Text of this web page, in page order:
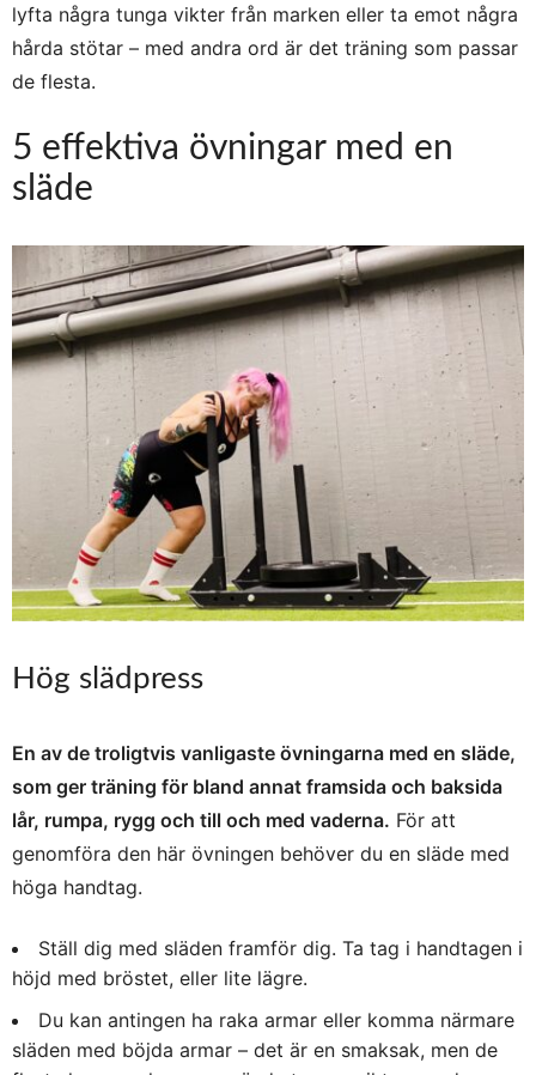
lyfta några tunga vikter från marken eller ta emot några
hårda stötar – med andra ord är det träning som passar
de flesta.
5 effektiva övningar med en
släde
Hög slädpress
En av de troligtvis vanligaste övningarna med en släde,
som ger träning för bland annat framsida och baksida
lår, rumpa, rygg och till och med vaderna. För att
genomföra den här övningen behöver du en släde med
höga handtag.
Ställ dig med släden framför dig. Ta tag i handtagen i
höjd med bröstet, eller lite lägre.
Du kan antingen ha raka armar eller komma närmare
släden med böjda armar – det är en smaksak, men de